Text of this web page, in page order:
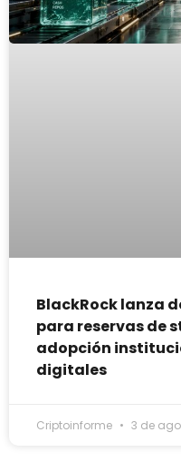
BlackRock lanza
para reservas de
adopción
digitales
Criptoinforme 3 de